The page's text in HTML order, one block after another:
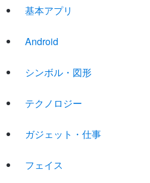
基本アプリ
Android
シンボル・図形
テクノロジー
ガジェット・仕事
フェイス